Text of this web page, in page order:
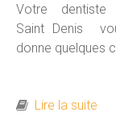
Votre dentiste
Saint Denis
donne quelques
Lire la suite